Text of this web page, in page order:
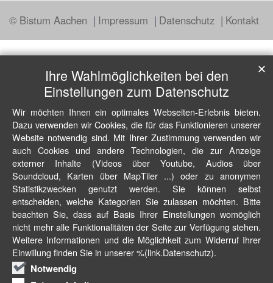
© Bistum Aachen Impressum Datenschutz Kontakt
Ihre Wahlmöglichkeiten bei den
Einstellungen zum Datenschutz
Wir möchten Ihnen ein optimales Webseiten-Erlebnis bieten.
Dazu verwenden wir Cookies, die für das Funktionieren unserer
Website notwendig sind. Mit Ihrer Zustimmung verwenden wir
auch Cookies und andere Technologien, die zur Anzeige
externer Inhalte (Videos über Youtube, Audios über
Soundcloud, Karten über MapTiler ...) oder zu anonymen
Statistikzwecken genutzt werden. Sie können selbst
entscheiden, welche Kategorien Sie zulassen möchten. Bitte
beachten Sie, dass auf Basis Ihrer Einstellungen womöglich
nicht mehr alle Funktionalitäten der Seite zur Verfügung stehen.
Weitere Informationen und die Möglichkeit zum Widerruf Ihrer
Einwillung finden Sie in unserer %(link.Datenschutz).
Notwendig
✕